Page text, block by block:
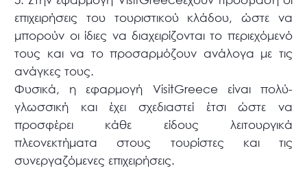
επιχειρήσεις του τουριστικού κλάδου, ώστε να
μπορούν οι ίδιες να διαχειρίζονται το περιεχόμενό
τους και να το προσαρμόζουν ανάλογα με τις
ανάγκες τους.
Φυσικά, η εφαρμογή VisitGreece είναι πολύ-
γλωσσική και έχει σχεδιαστεί έτσι ώστε να
προσφέρει κάθε είδους λειτουργικά
πλεονεκτήματα στους τουρίστες και τις
συνεργαζόμενες επιχειρήσεις.